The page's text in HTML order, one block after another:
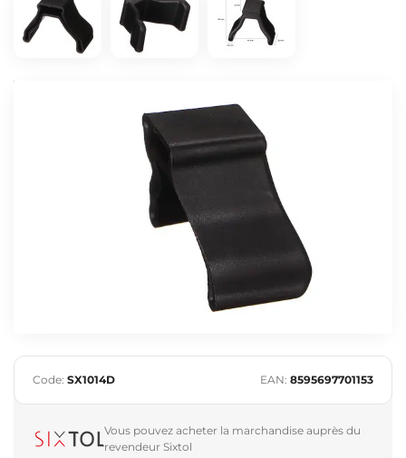
Code: SX1014D EAN: 8595697701153
Vous pouvez acheter la marchandise auprès du
revendeur Sixtol